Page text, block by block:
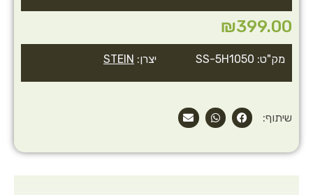
מק"ט: SS-5H1050 יצרן: STEIN
₪399.00
שיתוף: